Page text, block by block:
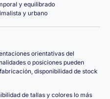
y equilibrado
y urbano
orientativas del
o posiciones pueden
disponibilidad de stock
de tallas y colores lo más